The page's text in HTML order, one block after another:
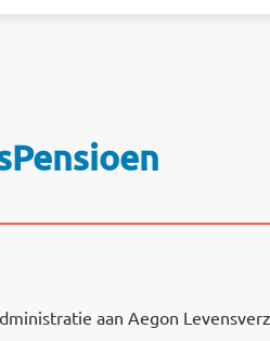
aan Aegon